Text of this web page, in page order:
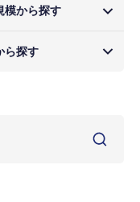
模から探す
ら探す